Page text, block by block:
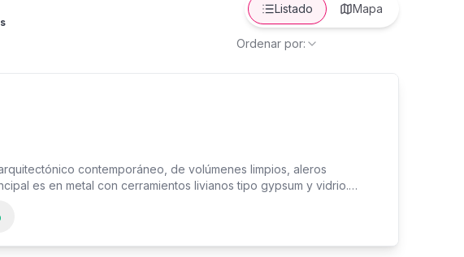
Listado Mapa
Ordenar por:
contemporáneo, de volúmenes limpios, aleros
es en metal con cerramientos livianos tipo gypsum y vidrio.
de cimentación y para el perímetro de la propiedad. La plaza
de 70m2, 18 espacios de parqueo y zonas verdes, precio
nortuna. Excelente ubicación